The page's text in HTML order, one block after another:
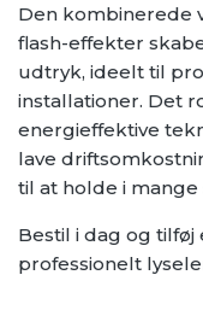
Den kombinerede
flash-effekter
udtryk, ideelt til
installationer. Det
energieffektive
lave
til at holde i
Bestil i dag og
professionelt